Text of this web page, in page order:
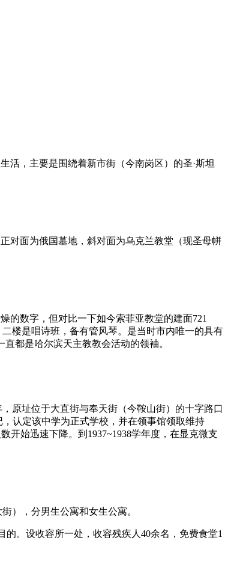
活，主要是围绕着新市街（今南岗区）的圣·斯坦
对面为俄国墓地，斜对面为乌克兰教堂（现圣母帡
的数字，但对比一下如今索菲亚教堂的建面721
楼是唱诗班，备有管风琴。是当时市内唯一的具有
都是哈尔滨天主教教会活动的领袖。
原址位于大直街与奉天街（今鞍山街）的十字路口
认定该中学为正式学校，并在领事馆领取维持
开始迅速下降。到1937~1938学年度，在显克微支
），分男生公寓和女生公寓。
。设收容所一处，收容残疾人40余名，免费食堂1